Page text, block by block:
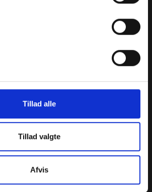
Tillad alle
Tillad valgte
Afvis